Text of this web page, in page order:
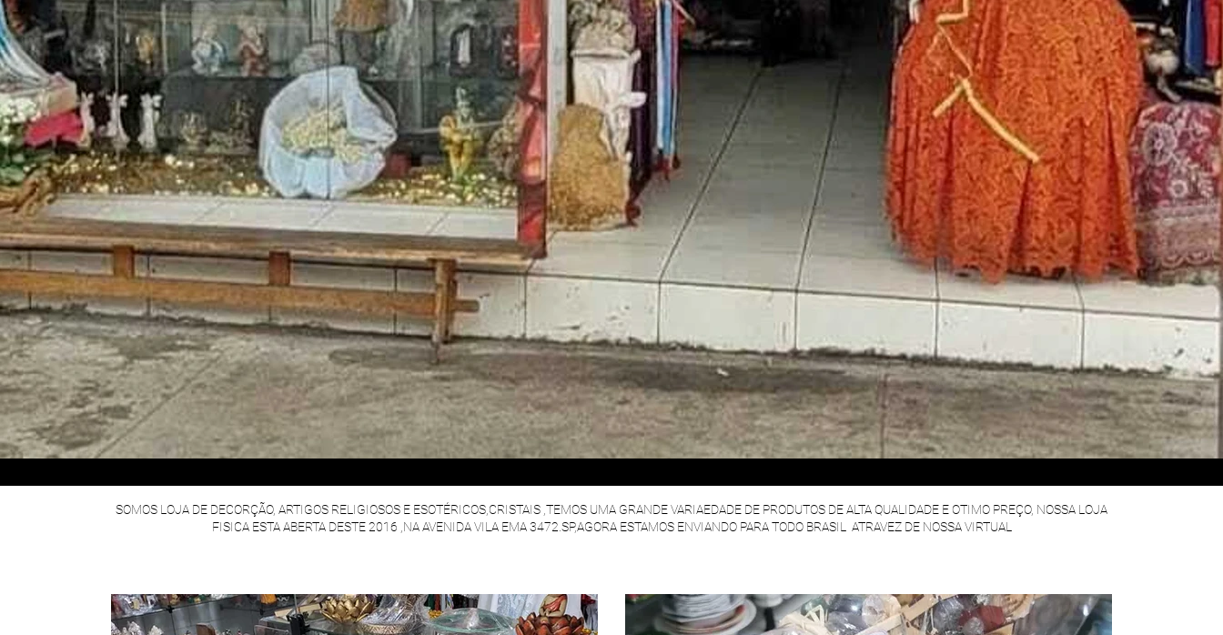
SOMOS LOJA DE DECORÇÃO, ARTIGOS RELIGIOSOS E ESOTÉRICOS,CRISTAIS ,TEMOS UMA GRANDE VARIAEDADE DE PRODUTOS DE ALTA QUALIDADE E OTIMO PREÇO, NOSSA LOJA
FISICA ESTA ABERTA DESTE 2016 ,NA AVENIDA VILA EMA 3472.SP,AGORA ESTAMOS ENVIANDO PARA TODO BRASIL ATRAVEZ DE NOSSA VIRTUAL